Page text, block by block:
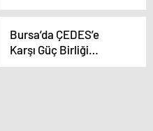
ucunda değil”
Bursa’da ÇEDES’e
Karşı Güç Birliği
Platformu Oluşturuldu